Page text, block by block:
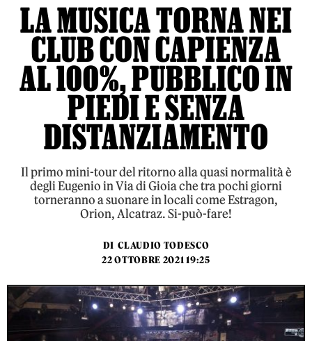
LA MUSICA TORNA NEI
CLUB CON CAPIENZA
AL 100%, PUBBLICO IN
PIEDI E SENZA
DISTANZIAMENTO
Il primo mini-tour del ritorno alla quasi normalità è
degli Eugenio in Via di Gioia che tra pochi giorni
torneranno a suonare in locali come Estragon,
Orion, Alcatraz. Si-può-fare!
DI CLAUDIO TODESCO
22 OTTOBRE 2021 19:25